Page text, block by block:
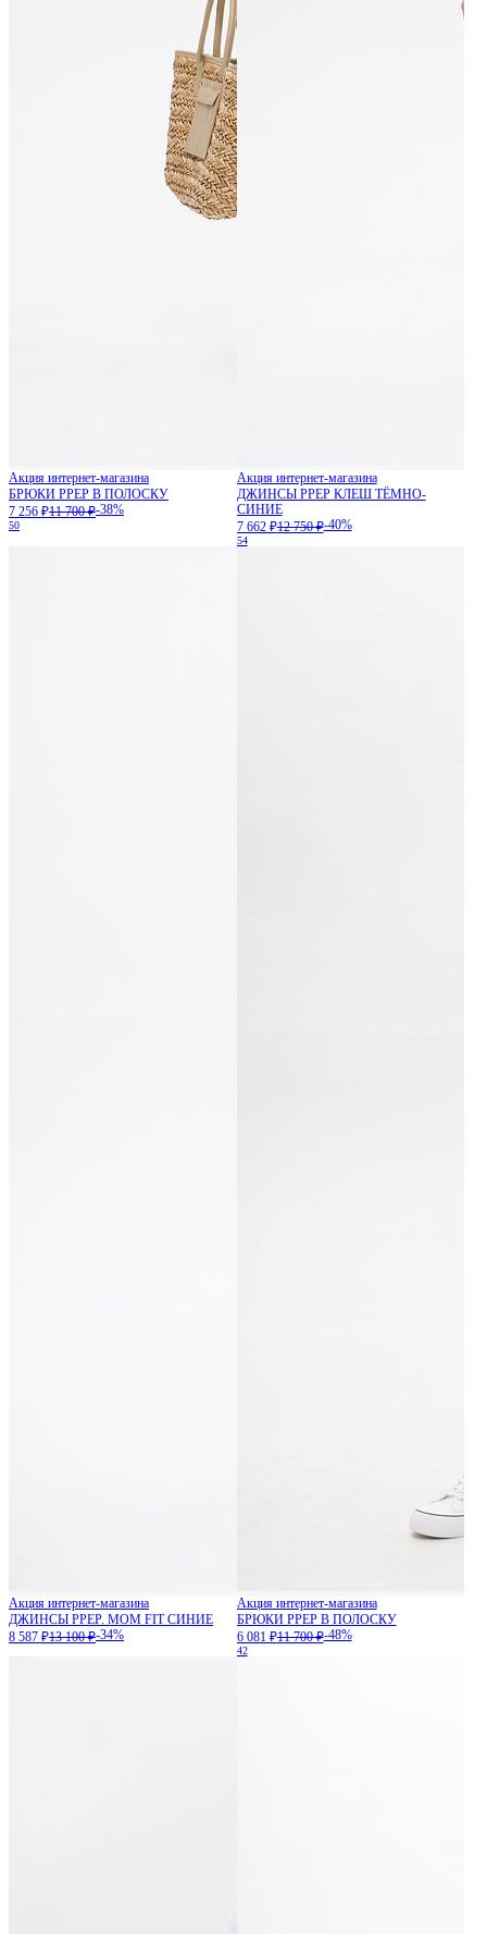
Акция интернет-магазина
БРЮКИ PPEP В ПОЛОСКУ
7 256 ₽11 700 ₽-38%
50
Акция интернет-магазина
ДЖИНСЫ PPEP КЛЕШ ТЁМНО-
СИНИЕ
7 662 ₽12 750 ₽-40%
54
Акция интернет-магазина
ДЖИНСЫ PPEP. MOM FIT СИНИЕ
8 587 ₽13 100 ₽-34%
Акция интернет-магазина
БРЮКИ PPEP В ПОЛОСКУ
6 081 ₽11 700 ₽-48%
42